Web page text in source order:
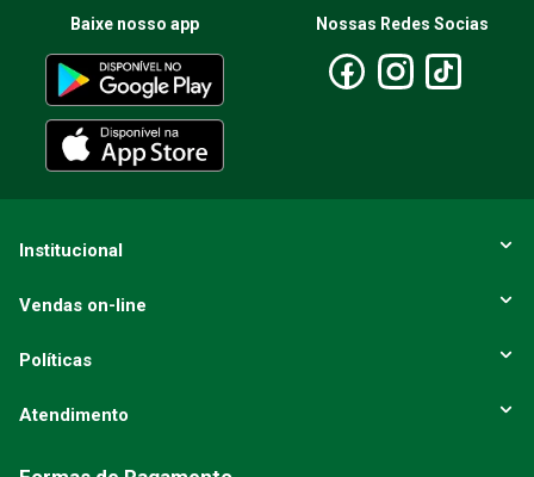
Baixe nosso app Nossas Redes Socias
Institucional
Vendas on-line
Políticas
Atendimento